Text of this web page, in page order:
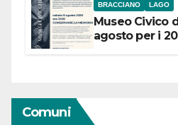
BRACCIANO LAGO
Museo Civico
agosto per i
Comuni